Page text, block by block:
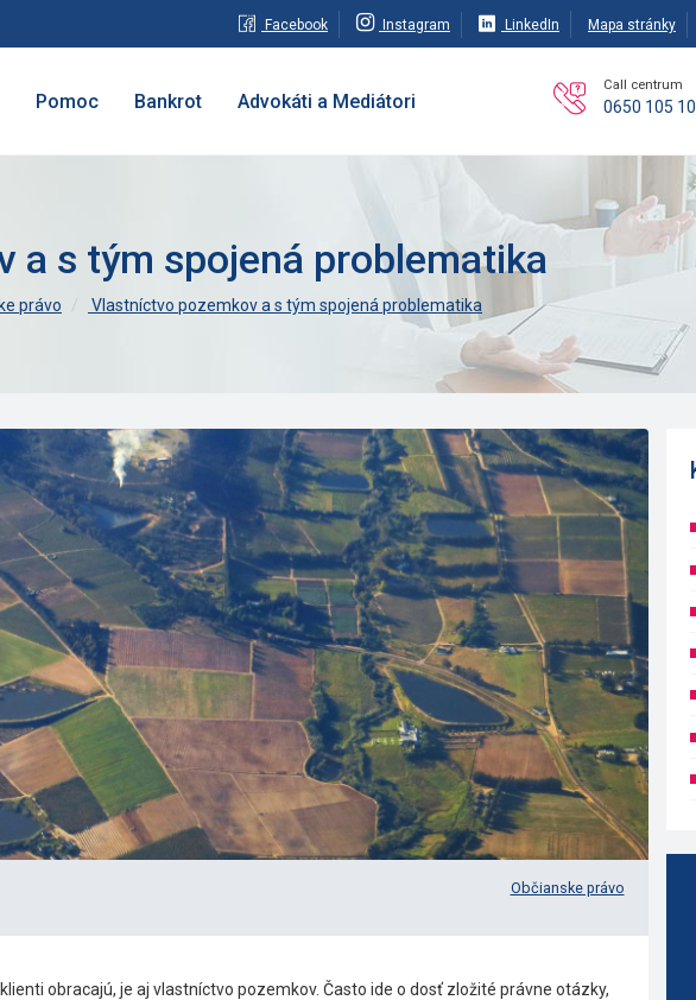
Facebook Instagram LinkedIn Mapa stránky
Pomoc Bankrot Advokáti a Mediátori
Call centrum
0650 105
a s tým spojená problematika
právo Vlastníctvo pozemkov a s tým spojená problematika
Občianske právo
obracajú, je aj vlastníctvo pozemkov. Často ide o dosť zložité právne otázky,